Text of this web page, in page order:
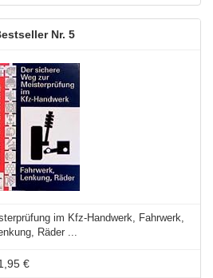
5
im Kfz-Handwerk, Fahrwerk,
Räder ...
€